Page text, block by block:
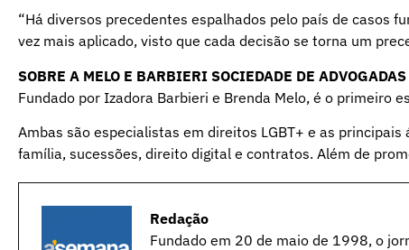
“Há diversos precedentes espalhados pelo país de casos
vez mais aplicado, visto que cada decisão se torna um
SOBRE A MELO E BARBIERI SOCIEDADE DE ADVOGADAS
Fundado por Izadora Barbieri e Brenda Melo, é o primeiro
Ambas são especialistas em direitos LGBT+ e as
família, sucessões, direito digital e contratos. Além de
Redação
Fundado em 20 de maio de 1998, o